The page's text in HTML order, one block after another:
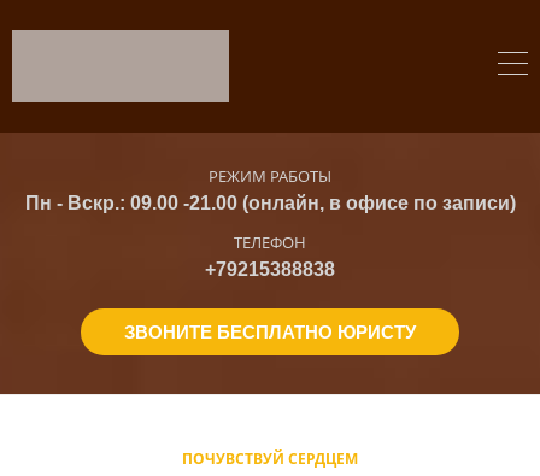
РЕЖИМ РАБОТЫ
Пн - Вскр.: 09.00 -21.00 (онлайн, в офисе по записи)
ТЕЛЕФОН
+79215388838
ЗВОНИТЕ БЕСПЛАТНО ЮРИСТУ
ПОЧУВСТВУЙ СЕРДЦЕМ